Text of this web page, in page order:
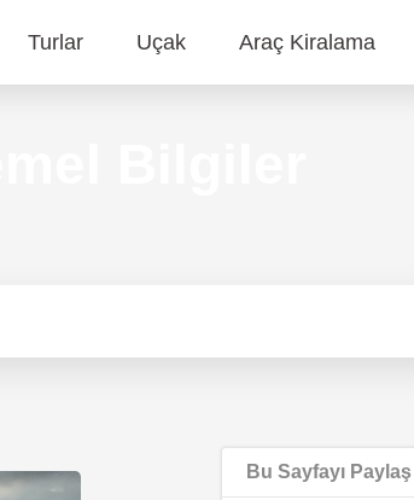
Turlar Uçak Araç Kiralama
Bu Sayfayı Paylaş